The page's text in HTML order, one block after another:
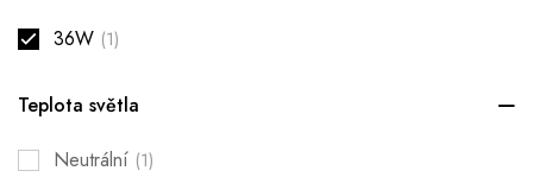
36W (1)
Teplota světla
Neutrální (1)